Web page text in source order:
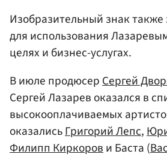
Изобразительный знак также
для использования
целях и бизнес-услугах.
В июле продюсерСергей
Сергей Лазарев оказался в
высокооплачиваемых
оказалисьГригорий Лепс,
Филипп Киркорови Баста (